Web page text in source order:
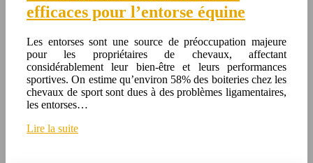
efficaces pour l’entorse équine
Les entorses sont une source de préoccupation majeure
pour les propriétaires de chevaux, affectant
considérablement leur bien-être et leurs performances
sportives. On estime qu’environ 58% des boiteries chez les
chevaux de sport sont dues à des problèmes ligamentaires,
les entorses…
Lire la suite